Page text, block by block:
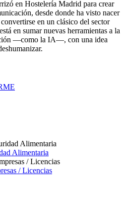
en Hostelería Madrid para crear
desde donde ha visto nacer
en un clásico del sector
en sumar nuevas herramientas a la
—como la IA—, con una idea
Alimentaria
/ Licencias